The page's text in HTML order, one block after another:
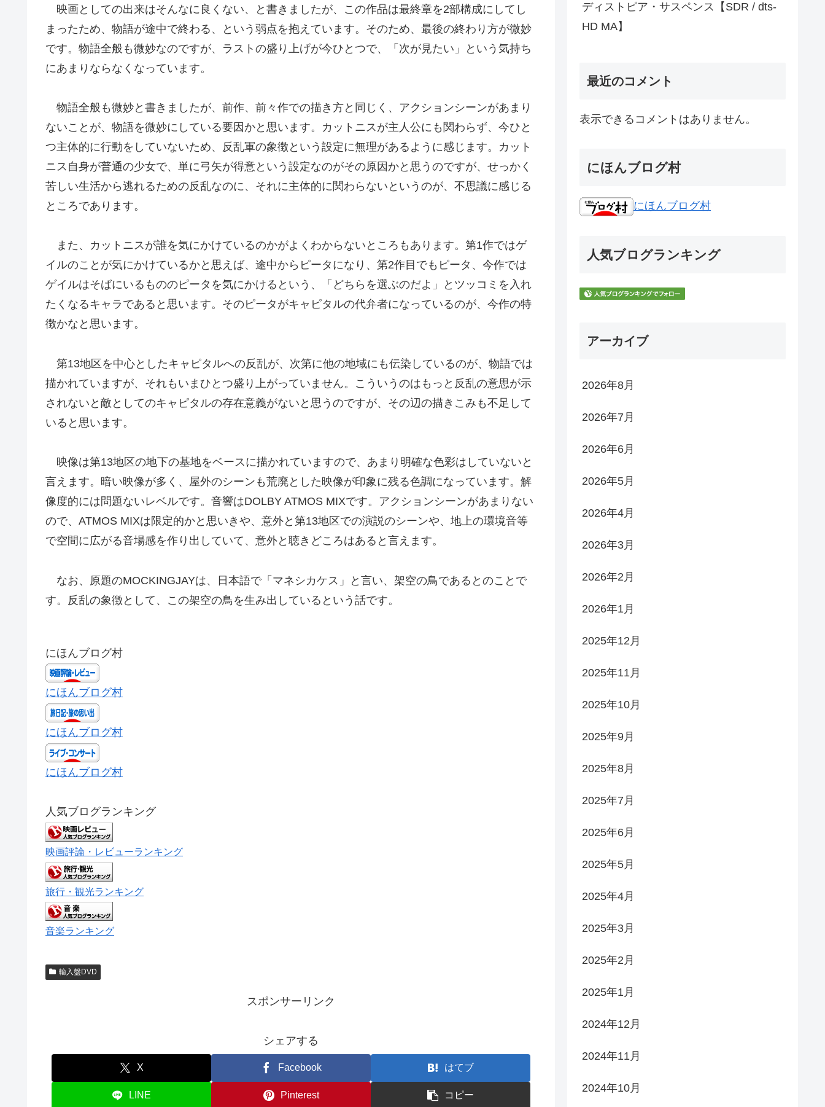
映画としての出来はそんなに良くない、と書きましたが、この作品は最終章を2部構成にしてし
まったため、物語が途中で終わる、という弱点を抱えています。そのため、最後の終わり方が微妙
です。物語全般も微妙なのですが、ラストの盛り上げが今ひとつで、「次が見たい」という気持ち
にあまりならなくなっています。
物語全般も微妙と書きましたが、前作、前々作での描き方と同じく、アクションシーンがあまり
ないことが、物語を微妙にしている要因かと思います。カットニスが主人公にも関わらず、今ひと
つ主体的に行動をしていないため、反乱軍の象徴という設定に無理があるように感じます。カット
ニス自身が普通の少女で、単に弓矢が得意という設定なのがその原因かと思うのですが、せっかく
苦しい生活から逃れるための反乱なのに、それに主体的に関わらないというのが、不思議に感じる
ところであります。
また、カットニスが誰を気にかけているのかがよくわからないところもあります。第1作ではゲ
イルのことが気にかけているかと思えば、途中からピータになり、第2作目でもピータ、今作では
ゲイルはそばにいるもののピータを気にかけるという、「どちらを選ぶのだよ」とツッコミを入れ
たくなるキャラであると思います。そのピータがキャピタルの代弁者になっているのが、今作の特
徴かなと思います。
第13地区を中心としたキャピタルへの反乱が、次第に他の地域にも伝染しているのが、物語では
描かれていますが、それもいまひとつ盛り上がっていません。こういうのはもっと反乱の意思が示
されないと敵としてのキャピタルの存在意義がないと思うのですが、その辺の描きこみも不足して
いると思います。
映像は第13地区の地下の基地をベースに描かれていますので、あまり明確な色彩はしていないと
言えます。暗い映像が多く、屋外のシーンも荒廃とした映像が印象に残る色調になっています。解
像度的には問題ないレベルです。音響はDOLBY ATMOS MIXです。アクションシーンがあまりない
ので、ATMOS MIXは限定的かと思いきや、意外と第13地区での演説のシーンや、地上の環境音等
で空間に広がる音場感を作り出していて、意外と聴きどころはあると言えます。
なお、原題のMOCKINGJAYは、日本語で「マネシカケス」と言い、架空の鳥であるとのことで
す。反乱の象徴として、この架空の鳥を生み出しているという話です。
にほんブログ村
にほんブログ村
にほんブログ村
にほんブログ村
人気ブログランキング
映画評論・レビューランキング
旅行・観光ランキング
音楽ランキング
輸入盤DVD
スポンサーリンク
シェアする
X Facebook はてブ
LINE Pinterest コピー
ディストピア・サスペンス【SDR / dts-
HD MA】
最近のコメント
表示できるコメントはありません。
にほんブログ村
にほんブログ村
人気ブログランキング
アーカイブ
2026年8月
2026年7月
2026年6月
2026年5月
2026年4月
2026年3月
2026年2月
2026年1月
2025年12月
2025年11月
2025年10月
2025年9月
2025年8月
2025年7月
2025年6月
2025年5月
2025年4月
2025年3月
2025年2月
2025年1月
2024年12月
2024年11月
2024年10月